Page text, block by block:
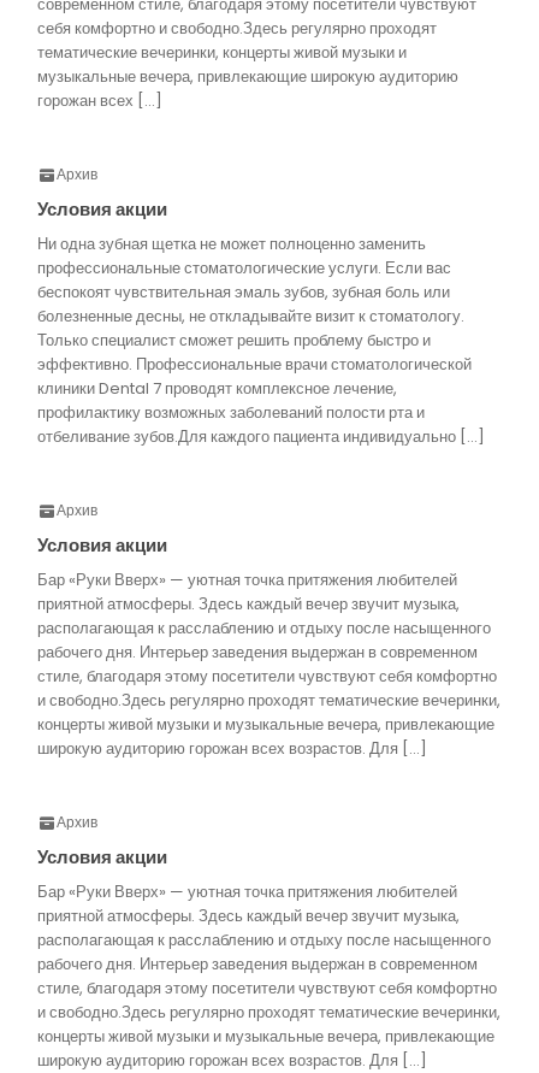
себя комфортно и свободно.Здесь регулярно проходят
тематические вечеринки, концерты живой музыки и
музыкальные вечера, привлекающие широкую аудиторию
горожан всех […]
Архив
Условия акции
Ни одна зубная щетка не может полноценно заменить
профессиональные стоматологические услуги. Если вас
беспокоят чувствительная эмаль зубов, зубная боль или
болезненные десны, не откладывайте визит к стоматологу.
Только специалист сможет решить проблему быстро и
эффективно. Профессиональные врачи стоматологической
клиники Dental 7 проводят комплексное лечение,
профилактику возможных заболеваний полости рта и
отбеливание зубов.Для каждого пациента индивидуально […]
Архив
Условия акции
Бар «Руки Вверх» — уютная точка притяжения любителей
приятной атмосферы. Здесь каждый вечер звучит музыка,
располагающая к расслаблению и отдыху после насыщенного
рабочего дня. Интерьер заведения выдержан в современном
стиле, благодаря этому посетители чувствуют себя комфортно
и свободно.Здесь регулярно проходят тематические вечеринки,
концерты живой музыки и музыкальные вечера, привлекающие
широкую аудиторию горожан всех возрастов. Для […]
Архив
Условия акции
Бар «Руки Вверх» — уютная точка притяжения любителей
приятной атмосферы. Здесь каждый вечер звучит музыка,
располагающая к расслаблению и отдыху после насыщенного
рабочего дня. Интерьер заведения выдержан в современном
стиле, благодаря этому посетители чувствуют себя комфортно
и свободно.Здесь регулярно проходят тематические вечеринки,
концерты живой музыки и музыкальные вечера, привлекающие
широкую аудиторию горожан всех возрастов. Для […]